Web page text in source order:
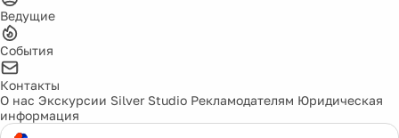
Ведущие
События
Контакты
О нас Экскурсии Silver Studio Рекламодателям Юридическая
информация